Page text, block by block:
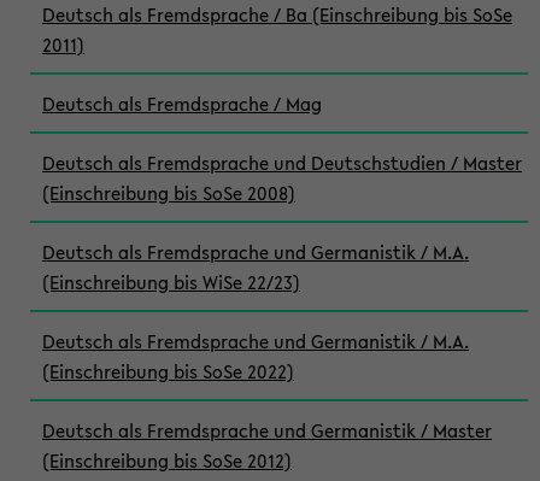
Deutsch als Fremdsprache / Ba (Einschreibung bis SoSe
2011)
Deutsch als Fremdsprache / Mag
Deutsch als Fremdsprache und Deutschstudien / Master
(Einschreibung bis SoSe 2008)
Deutsch als Fremdsprache und Germanistik / M.A.
(Einschreibung bis WiSe 22/23)
Deutsch als Fremdsprache und Germanistik / M.A.
(Einschreibung bis SoSe 2022)
Deutsch als Fremdsprache und Germanistik / Master
(Einschreibung bis SoSe 2012)